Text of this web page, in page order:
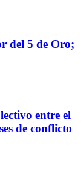
del 5 de Oro;
entre el
de conflicto